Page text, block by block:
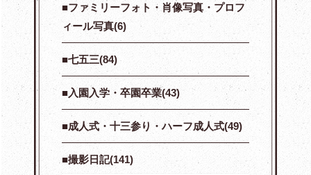
ファミリーフォト・肖像写真・プロフ
ィール写真(6)
七五三(84)
入園入学・卒園卒業(43)
成人式・十三参り・ハーフ成人式(49)
撮影日記(141)